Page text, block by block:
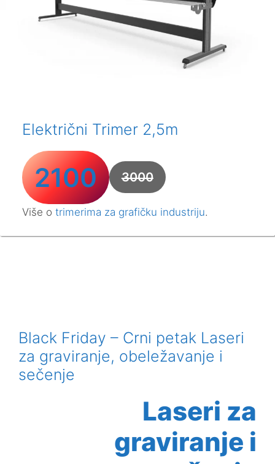
Električni Trimer 2,5m
2100 3000
Više o trimerima za grafičku industriju.
Black Friday – Crni petak Laseri
za graviranje, obeležavanje i
sečenje
Laseri za
graviranje i